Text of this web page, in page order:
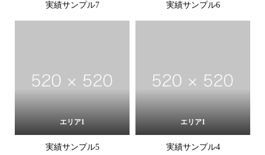
実績サンプル7 実績サンプル6
エリア1
実績サンプル5
エリア1
実績サンプル4